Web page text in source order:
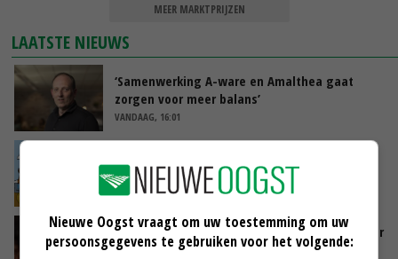
MEER MARKTPRIJZEN
LAATSTE NIEUWS
‘Samenwerking A-ware en Amalthea gaat
zorgen voor meer balans’
VANDAAG, 16:01
groot: Nederland in Europese top
VANDAAG, 15:33
Vlaamse varkensstapel krimpt, pluimveesector
groeit door schaalvergroting
Nieuwe Oogst vraagt om uw toestemming om uw
persoonsgegevens te gebruiken voor het volgende: